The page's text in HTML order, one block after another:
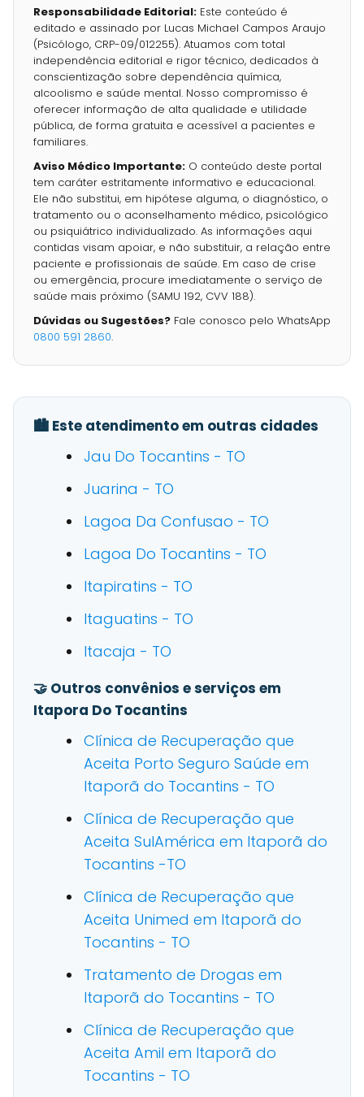
Responsabilidade Editorial: Este conteúdo é
editado e assinado por Lucas Michael Campos Araujo
(Psicólogo, CRP-09/012255). Atuamos com total
independência editorial e rigor técnico, dedicados à
conscientização sobre dependência química,
alcoolismo e saúde mental. Nosso compromisso é
oferecer informação de alta qualidade e utilidade
pública, de forma gratuita e acessível a pacientes e
familiares.
Aviso Médico Importante: O conteúdo deste portal
tem caráter estritamente informativo e educacional.
Ele não substitui, em hipótese alguma, o diagnóstico, o
tratamento ou o aconselhamento médico, psicológico
ou psiquiátrico individualizado. As informações aqui
contidas visam apoiar, e não substituir, a relação entre
paciente e profissionais de saúde. Em caso de crise
ou emergência, procure imediatamente o serviço de
saúde mais próximo (SAMU 192, CVV 188).
Dúvidas ou Sugestões? Fale conosco pelo WhatsApp
0800 591 2860.
🏙️ Este atendimento em outras cidades
Jau Do Tocantins - TO
Juarina - TO
Lagoa Da Confusao - TO
Lagoa Do Tocantins - TO
Itapiratins - TO
Itaguatins - TO
Itacaja - TO
🤝 Outros convênios e serviços em
Itapora Do Tocantins
Clínica de Recuperação que
Aceita Porto Seguro Saúde em
Itaporã do Tocantins - TO
Clínica de Recuperação que
Aceita SulAmérica em Itaporã do
Tocantins -TO
Clínica de Recuperação que
Aceita Unimed em Itaporã do
Tocantins - TO
Tratamento de Drogas em
Itaporã do Tocantins - TO
Clínica de Recuperação que
Aceita Amil em Itaporã do
Tocantins - TO